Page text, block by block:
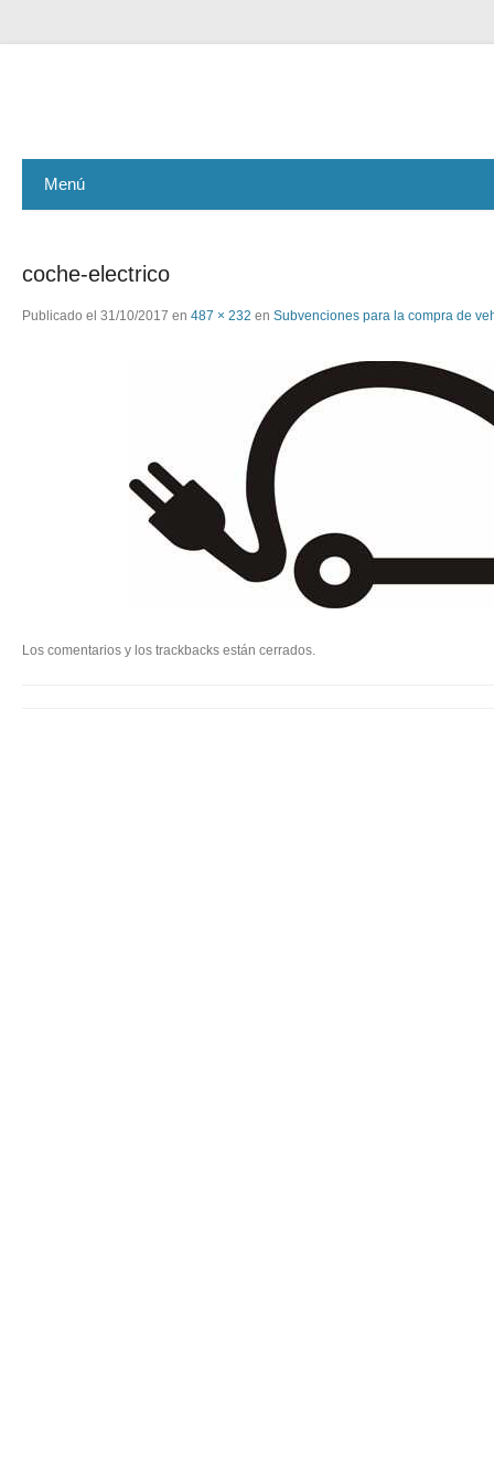
ASEMAR GESTIÓN
Menú
coche-electrico
Publicado el 31/10/2017 en 487 × 232 en Subvenciones para la compra de
Los comentarios y los trackbacks están cerrados.